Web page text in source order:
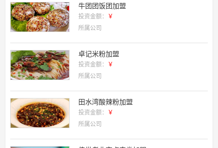
牛团团饭团加盟
投资金额：
￥
所属公司
卓记米粉加盟
投资金额：
￥
所属公司
田水湾酸辣粉加盟
投资金额：
￥
所属公司